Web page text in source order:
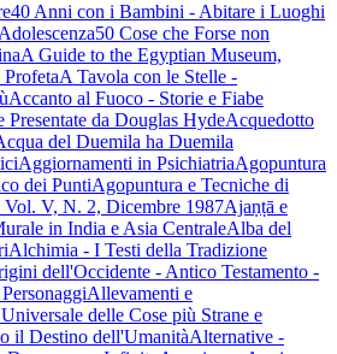
40 Anni con i Bambini - Abitare i Luoghi
50 Cose che Forse non
A Guide to the Egyptian Museum,
A Tavola con le Stelle -
Accanto al Fuoco - Storie e Fiabe
Presentate da Douglas HydeAcquedotto
del Duemila ha Duemila
Aggiornamenti in PsichiatriaAgopuntura
dei PuntiAgopuntura e Tecniche di
Vol. V, N. 2, Dicembre 1987Ajaṇṭā e
in India e Asia CentraleAlba del
Alchimia - I Testi della Tradizione
dell'Occidente - Antico Testamento -
Allevamenti e
delle Cose più Strane e
il Destino dell'UmanitàAlternative -